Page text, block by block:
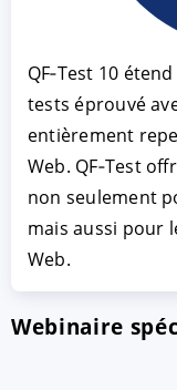
QF‑Test 10
tests éprouvé
entièrement
Web. QF‑Test
non seulement
mais aussi pour
Web.
Webinaire
ACCEPTER